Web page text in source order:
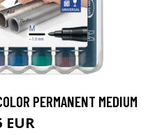
PERMANENT MEDIUM
EUR